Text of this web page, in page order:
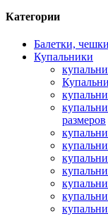
Категории
Балетки, чешки
Купальники
размеров